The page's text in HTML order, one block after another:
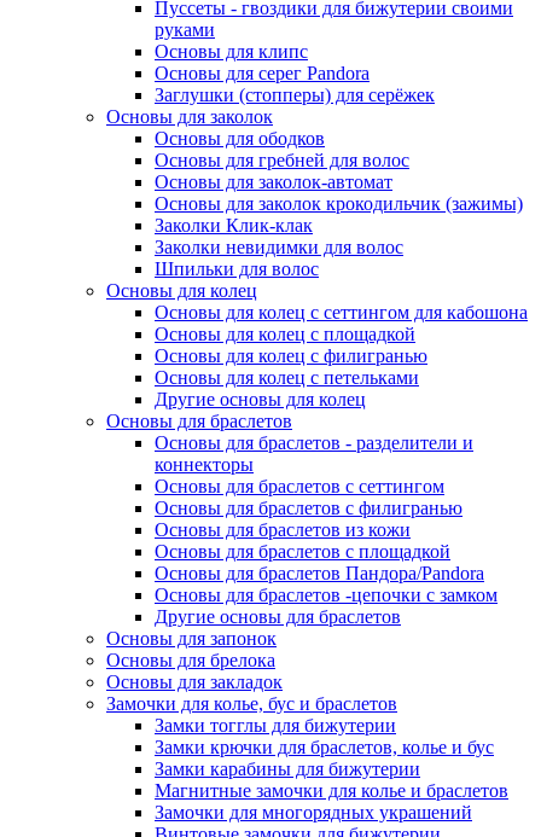
Пуссеты - гвоздики для бижутерии своими
руками
Основы для клипс
Основы для серег Pandora
Заглушки (стопперы) для серёжек
Основы для заколок
Основы для ободков
Основы для гребней для волос
Основы для заколок-автомат
Основы для заколок крокодильчик (зажимы)
Заколки Клик-клак
Заколки невидимки для волос
Шпильки для волос
Основы для колец
Основы для колец с сеттингом для кабошона
Основы для колец с площадкой
Основы для колец с филигранью
Основы для колец с петельками
Другие основы для колец
Основы для браслетов
Основы для браслетов - разделители и
коннекторы
Основы для браслетов с сеттингом
Основы для браслетов с филигранью
Основы для браслетов из кожи
Основы для браслетов с площадкой
Основы для браслетов Пандора/Pandora
Основы для браслетов -цепочки с замком
Другие основы для браслетов
Основы для запонок
Основы для брелока
Основы для закладок
Замочки для колье, бус и браслетов
Замки тогглы для бижутерии
Замки крючки для браслетов, колье и бус
Замки карабины для бижутерии
Магнитные замочки для колье и браслетов
Замочки для многорядных украшений